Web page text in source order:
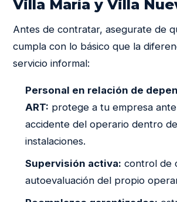
Villa María y Villa
Antes de contratar, asegurate de
cumpla con lo básico que la
servicio informal:
Personal en relación de
ART: protege a tu empresa
accidente del operario dentro
instalaciones.
Supervisión activa: control de
autoevaluación del propio